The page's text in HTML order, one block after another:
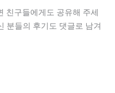
친구들에게도 공유해 주세
분들의 후기도 댓글로 남겨